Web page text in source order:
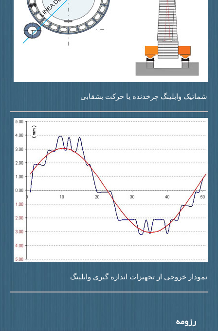
وابلینگ چرخدنده یا حرکت بشقابی
خروجی از تجهیزات اندازه گیری وابلینگ
رزومه